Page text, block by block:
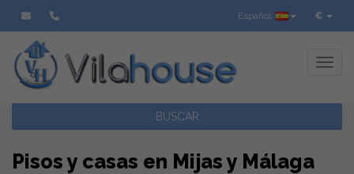
€
Español
BUSCAR
Pisos y casas en Mijas y Málaga